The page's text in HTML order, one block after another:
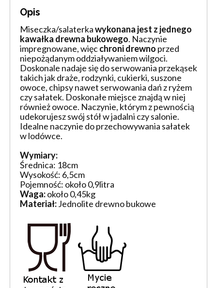
Opis
Miseczka/salaterkawykonana jest z jednego
kawałka drewna bukowego. Naczynie
impregnowane, więcchroni drewno przed
niepożądanym oddziaływaniem wilgoci.
Doskonale nadaje się do serwowania przekąsek
takich jak draże, rodzynki, cukierki, suszone
owoce, chipsy nawet serwowania dań z ryżem
czy sałatek. Doskonałe miejsce znajdą w niej
również owoce. Naczynie, którym z pewnością
udekorujesz swój stół w jadalni czy salonie.
Idealne naczynie do przechowywania sałatek
w lodówce.
Wymiary:
Średnica: 18cm
Wysokość: 6,5cm
Pojemność: około 0,9litra
Waga:około 0,45kg
Materiał:Jednolite drewno bukowe